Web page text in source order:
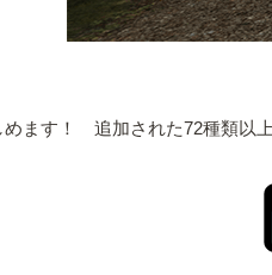
ます！ 追加された72種類以